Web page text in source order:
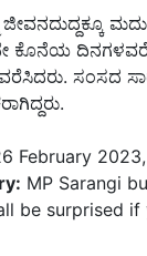
ಕೊನೆಯ
ಸಂಸದ
February
MP Sarangi
be surprised if